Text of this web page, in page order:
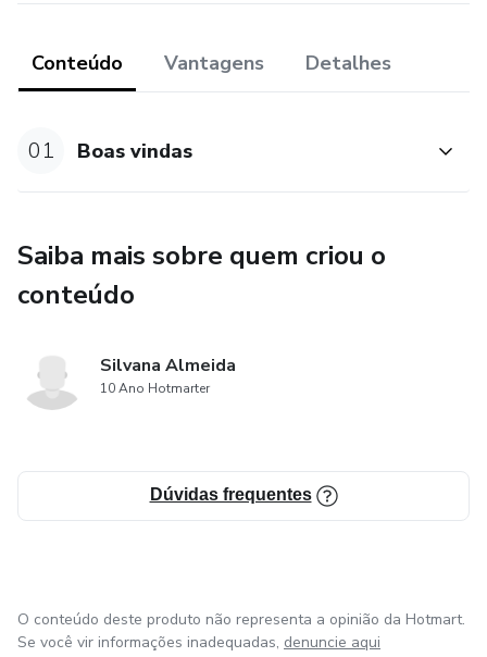
Conteúdo Vantagens Detalhes
01 Boas vindas
Saiba mais sobre quem criou o
conteúdo
Silvana Almeida
10 Ano Hotmarter
Dúvidas frequentes
O conteúdo deste produto não representa a opinião da Hotmart.
Se você vir informações inadequadas, denuncie aqui